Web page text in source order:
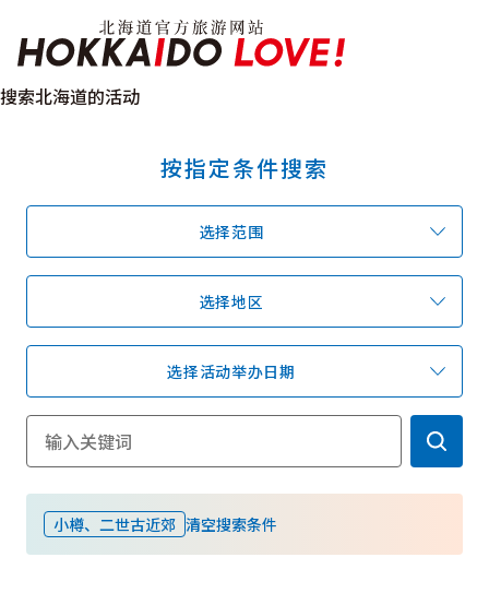
温泉
区域指南
预约
北海道简介
按旅游主题搜索
七个国立公园
邂逅美景
基础知识
搜索北海道的活动
按指定条件搜索
选择范围
选择地区
选择活动举办日期
小樽、二世古近郊 清空搜索条件